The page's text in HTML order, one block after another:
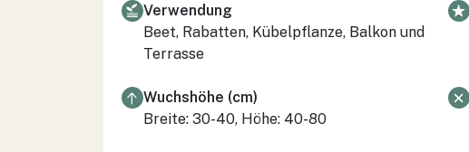
Verwendung
Beet, Rabatten, Kübelpflanze, Balkon und
Terrasse
Wuchshöhe (cm)
Breite: 30-40, Höhe: 40-80